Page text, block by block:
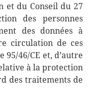
et du Conseil du 27
des personnes
des données à
circulation de ces
46/CE et, d’autre
à la protection
des traitements de